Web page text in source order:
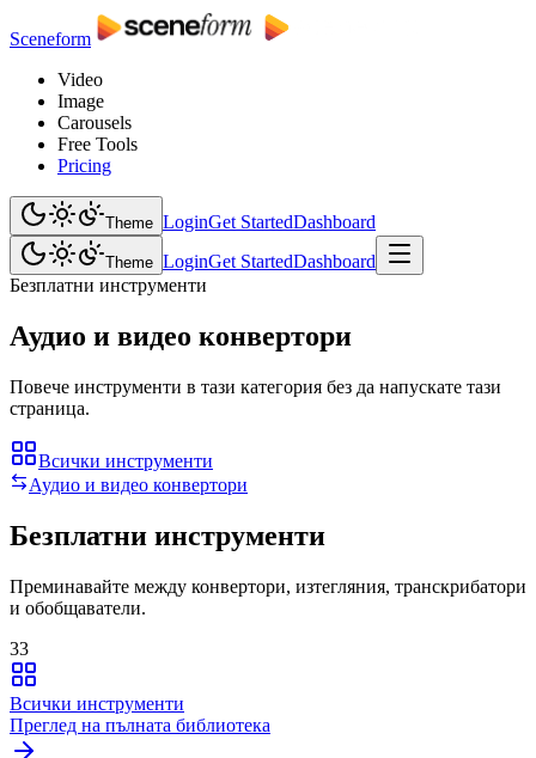
Sceneform
Video
Image
Carousels
Free Tools
Pricing
Theme LoginGet StartedDashboard
Theme LoginGet StartedDashboard
Безплатни инструменти
Аудио и видео конвертори
Повече инструменти в тази категория без да напускате тази
страница.
Всички инструменти
Аудио и видео конвертори
Безплатни инструменти
Преминавайте между конвертори, изтегляния, транскрибатори
и обобщаватели.
33
Всички инструменти
Преглед на пълната библиотека